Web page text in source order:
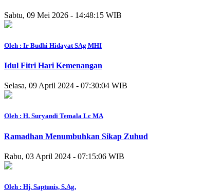
Sabtu, 09 Mei 2026 - 14:48:15 WIB
Oleh : Ir Budhi Hidayat SAg MHI
Idul Fitri Hari Kemenangan
Selasa, 09 April 2024 - 07:30:04 WIB
Oleh : H. Suryandi Temala Lc MA
Ramadhan Menumbuhkan Sikap Zuhud
Rabu, 03 April 2024 - 07:15:06 WIB
Oleh : Hj. Saptunis, S.Ag.